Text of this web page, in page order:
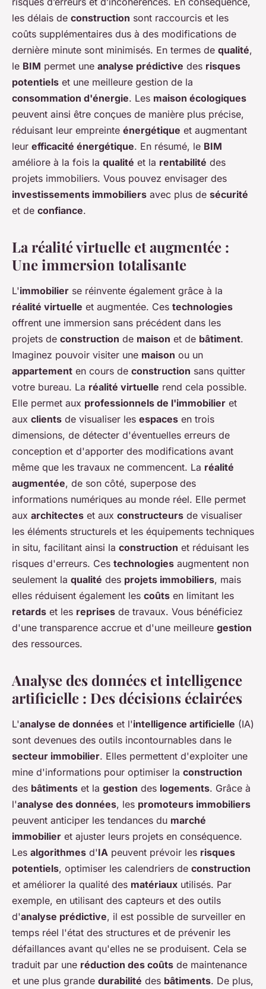
les délais de construction sont raccourcis et les
coûts supplémentaires dus à des modifications de
dernière minute sont minimisés. En termes de qualité,
le BIM permet une analyse prédictive des risques
potentiels et une meilleure gestion de la
consommation d'énergie. Les maison écologiques
peuvent ainsi être conçues de manière plus précise,
réduisant leur empreinte énergétique et augmentant
leur efficacité énergétique. En résumé, le BIM
améliore à la fois la qualité et la rentabilité des
projets immobiliers. Vous pouvez envisager des
investissements immobiliers avec plus de sécurité
et de confiance.
La réalité virtuelle et augmentée :
Une immersion totalisante
L'immobilier se réinvente également grâce à la
réalité virtuelle et augmentée. Ces technologies
offrent une immersion sans précédent dans les
projets de construction de maison et de bâtiment.
Imaginez pouvoir visiter une maison ou un
appartement en cours de construction sans quitter
votre bureau. La réalité virtuelle rend cela possible.
Elle permet aux professionnels de l'immobilier et
aux clients de visualiser les espaces en trois
dimensions, de détecter d'éventuelles erreurs de
conception et d'apporter des modifications avant
même que les travaux ne commencent. La réalité
augmentée, de son côté, superpose des
informations numériques au monde réel. Elle permet
aux architectes et aux constructeurs de visualiser
les éléments structurels et les équipements techniques
in situ, facilitant ainsi la construction et réduisant les
risques d'erreurs. Ces technologies augmentent non
seulement la qualité des projets immobiliers, mais
elles réduisent également les coûts en limitant les
retards et les reprises de travaux. Vous bénéficiez
d'une transparence accrue et d'une meilleure gestion
des ressources.
Analyse des données et intelligence
artificielle : Des décisions éclairées
L'analyse de données et l'intelligence artificielle (IA)
sont devenues des outils incontournables dans le
secteur immobilier. Elles permettent d'exploiter une
mine d'informations pour optimiser la construction
des bâtiments et la gestion des logements. Grâce à
l'analyse des données, les promoteurs immobiliers
peuvent anticiper les tendances du marché
immobilier et ajuster leurs projets en conséquence.
Les algorithmes d'IA peuvent prévoir les risques
potentiels, optimiser les calendriers de construction
et améliorer la qualité des matériaux utilisés. Par
exemple, en utilisant des capteurs et des outils
d'analyse prédictive, il est possible de surveiller en
temps réel l'état des structures et de prévenir les
défaillances avant qu'elles ne se produisent. Cela se
traduit par une réduction des coûts de maintenance
et une plus grande durabilité des bâtiments. De plus,